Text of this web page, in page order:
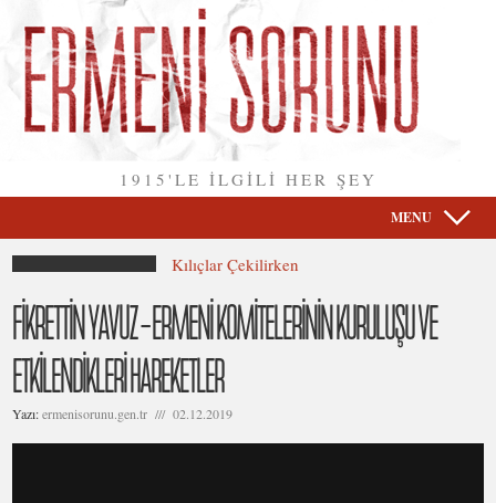
1915'LE İLGİLİ HER ŞEY
MENU
Kılıçlar Çekilirken
FİKRETTİN YAVUZ – ERMENİ KOMİTELERİNİN KURULUŞU VE
ETKİLENDİKLERİ HAREKETLER
Yazı:ermenisorunu.gen.tr /// 02.12.2019